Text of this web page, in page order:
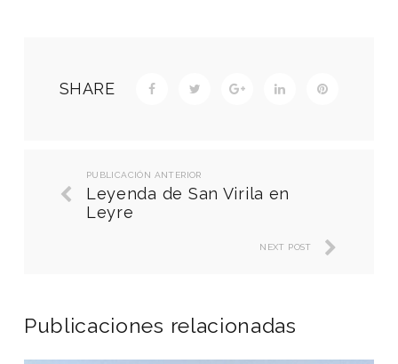
SHARE
PUBLICACIÓN ANTERIOR
Leyenda de San Virila en
Leyre
NEXT POST
Publicaciones relacionadas